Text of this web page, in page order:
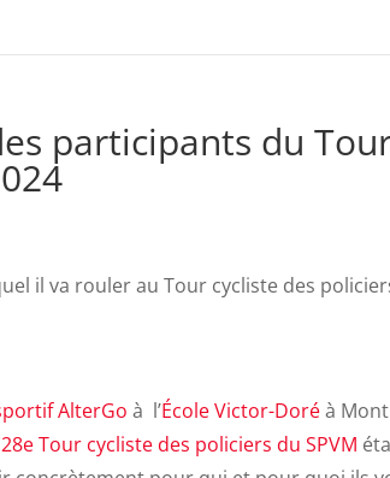
participants du
AlterGo à l’École Victor-Doréà
Tour cycliste des policiers du SPVM